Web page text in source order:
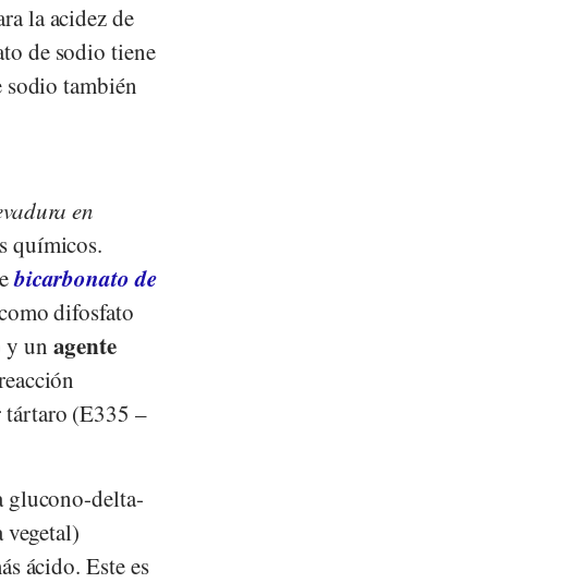
la acidez de
de sodio tiene
sodio también
en
químicos.
bicarbonato de
difosfato
y un agente
tártaro (E335 –
glucono-delta-
ácido. Este es